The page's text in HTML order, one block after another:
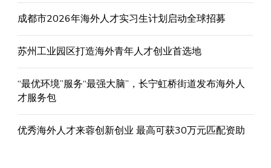
成都市2026年海外人才实习生计划启动全球招募
苏州工业园区打造海外青年人才创业首选地
“最优环境”服务“最强大脑”，长宁虹桥街道发布海外人
才服务包
优秀海外人才来蓉创新创业 最高可获30万元匹配资助